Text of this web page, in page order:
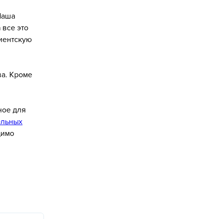
это
Кроме
для